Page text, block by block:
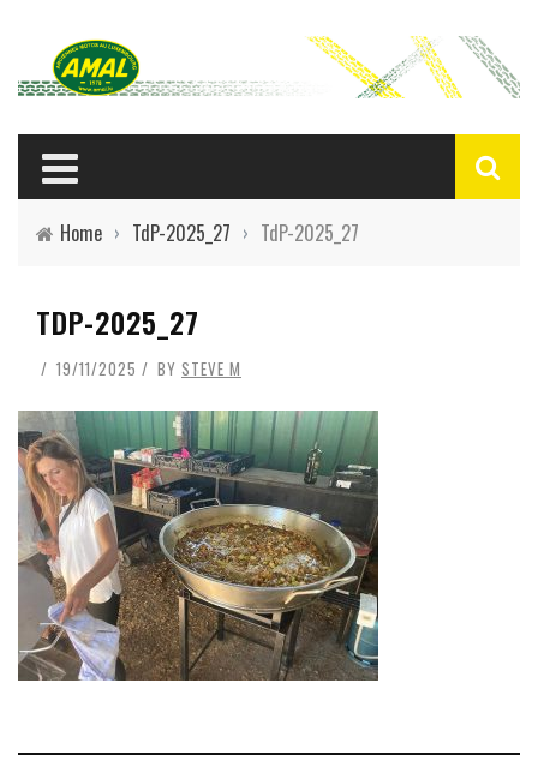
Home › TdP-2025_27 › TdP-2025_27
TDP-2025_27
19/11/2025 BY STEVE M